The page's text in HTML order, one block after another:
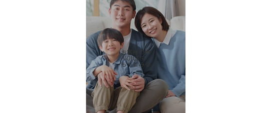
お客様の声
-VOICES-
もっとみる